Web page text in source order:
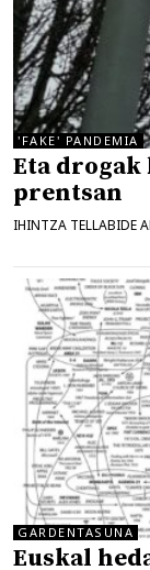
'FAKE' PANDEMIA
Eta
prentsan
IHINTZA TELLABIDE
GARDENTASUNA
Euskal